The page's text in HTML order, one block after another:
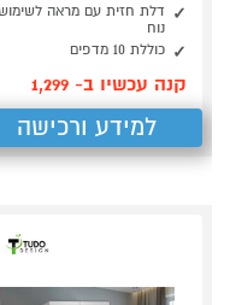
דלת חזית עם מראה
נוח
כוללת 10 מדפים
קנה עכשיו ב- 1,299
למידע ורכישה